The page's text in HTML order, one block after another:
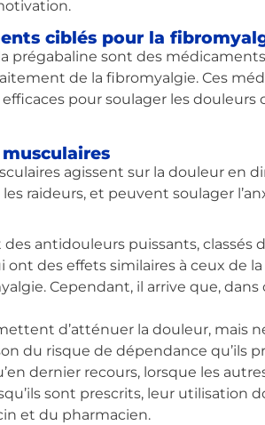
ciblés pour la
prégabaline sont des
de la fibromyalgie. Ces
pour soulager les
agissent sur la douleur en
raideurs, et peuvent soulager
des antidouleurs puissants, classés
des effets similaires à ceux de
Cependant, il arrive que, dans
d’atténuer la douleur, mais
du risque de dépendance qu’ils
dernier recours, lorsque les
sont prescrits, leur utilisation
et du pharmacien.